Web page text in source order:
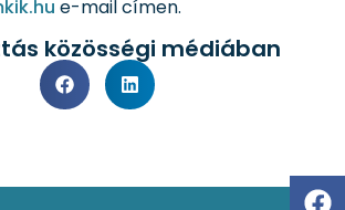
e-mail címen.
közösségi médiában